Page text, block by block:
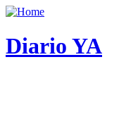
Diario YA